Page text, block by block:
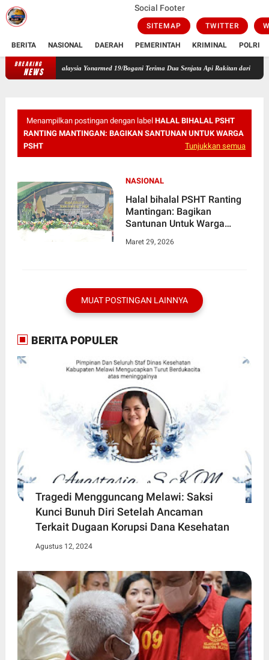
Social Footer
SITEMAP TWITTER
BERITA NASIONAL DAERAH PEMERINTAH KRIMINAL POLRI
BREAKING
NEWS
RI-Malaysia Yonarmed 19/Bogani Terima Dua Senjata Api Rakitan dari Warga
Menampilkan postingan dengan label HALAL BIHALAL PSHT
RANTING MANTINGAN: BAGIKAN SANTUNAN UNTUK WARGA
PSHT
Tunjukkan semua
NASIONAL
Halal bihalal PSHT Ranting
Mantingan: Bagikan
Santunan Untuk Warga
Maret 29, 2026
MUAT POSTINGAN LAINNYA
BERITA POPULER
Tragedi Mengguncang Melawi: Saksi
Kunci Bunuh Diri Setelah Ancaman
Terkait Dugaan Korupsi Dana Kesehatan
Agustus 12, 2024